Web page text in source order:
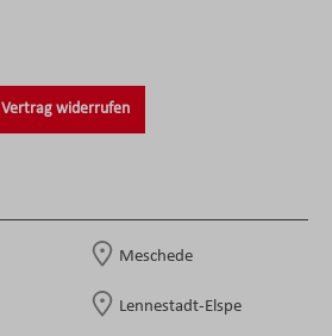
Vertrag widerrufen
Meschede
Lennestadt-Elspe